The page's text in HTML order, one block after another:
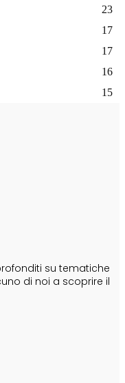
23
17
17
16
15
su tematiche
di noi a scoprire il